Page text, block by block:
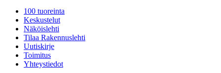
100 tuoreinta
Keskustelut
Näköislehti
Tilaa Rakennuslehti
Uutiskirje
Toimitus
Yhteystiedot